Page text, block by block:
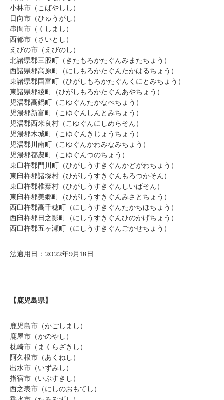
小林市（こばやしし）
日向市（ひゅうがし）
串間市（くしまし）
西都市（さいとし）
えびの市（えびのし）
北諸県郡三股町（きたもろかたぐんみまたちょう）
西諸県郡高原町（にしもろかたぐんたかはるちょう）
東諸県郡国富町（ひがしもろかたぐんくにとみちょう）
東諸県郡綾町（ひがしもろかたぐんあやちょう）
児湯郡高鍋町（こゆぐんたかなべちょう）
児湯郡新富町（こゆぐんしんとみちょう）
児湯郡西米良村（こゆぐんにしめらそん）
児湯郡木城町（こゆぐんきじょうちょう）
児湯郡川南町（こゆぐんかわみなみちょう）
児湯郡都農町（こゆぐんつのちょう）
東臼杵郡門川町（ひがしうすきぐんかどがわちょう）
東臼杵郡諸塚村（ひがしうすきぐんもろつかそん）
東臼杵郡椎葉村（ひがしうすきぐんしいばそん）
東臼杵郡美郷町（ひがしうすきぐんみさとちょう）
西臼杵郡高千穂町（にしうすきぐんたかちほちょう）
西臼杵郡日之影町（にしうすきぐんひのかげちょう）
西臼杵郡五ヶ瀬町（にしうすきぐんごかせちょう）
法適用日：2022年9月18日
【鹿児島県】
鹿児島市（かごしまし）
鹿屋市（かのやし）
枕崎市（まくらざきし）
阿久根市（あくねし）
出水市（いずみし）
指宿市（いぶすきし）
西之表市（にしのおもてし）